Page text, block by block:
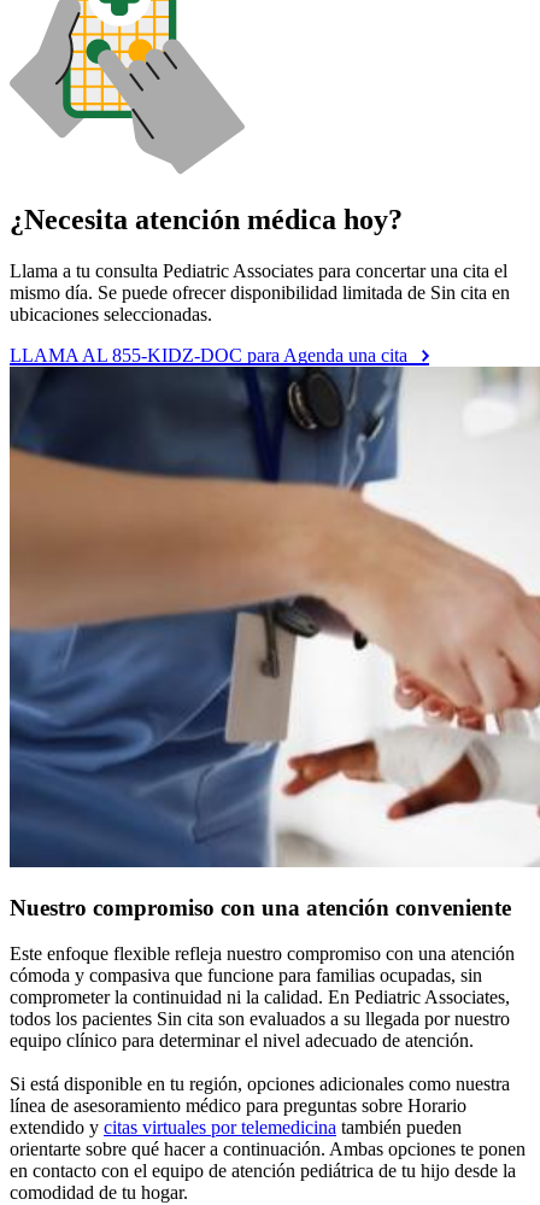
¿Necesita atención médica hoy?
Llama a tu consulta Pediatric Associates para concertar una cita el
mismo día. Se puede ofrecer disponibilidad limitada de Sin cita en
ubicaciones seleccionadas.
LLAMA AL 855-KIDZ-DOC para Agenda una cita
Nuestro compromiso con una atención conveniente
Este enfoque flexible refleja nuestro compromiso con una atención
cómoda y compasiva que funcione para familias ocupadas, sin
comprometer la continuidad ni la calidad. En Pediatric Associates,
todos los pacientes Sin cita son evaluados a su llegada por nuestro
equipo clínico para determinar el nivel adecuado de atención.
Si está disponible en tu región, opciones adicionales como nuestra
línea de asesoramiento médico para preguntas sobre Horario
extendido y citas virtuales por telemedicina también pueden
orientarte sobre qué hacer a continuación. Ambas opciones te ponen
en contacto con el equipo de atención pediátrica de tu hijo desde la
comodidad de tu hogar.